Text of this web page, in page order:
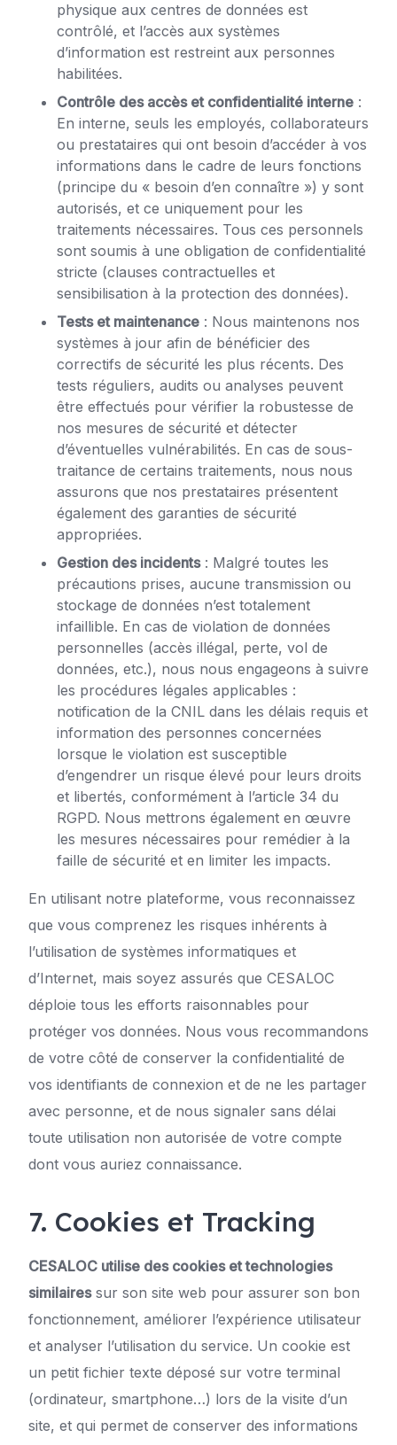
physique aux centres de données est
contrôlé, et l’accès aux systèmes
d’information est restreint aux personnes
habilitées.
Contrôle des accès et confidentialité interne :
En interne, seuls les employés, collaborateurs
ou prestataires qui ont besoin d’accéder à vos
informations dans le cadre de leurs fonctions
(principe du « besoin d’en connaître ») y sont
autorisés, et ce uniquement pour les
traitements nécessaires. Tous ces personnels
sont soumis à une obligation de confidentialité
stricte (clauses contractuelles et
sensibilisation à la protection des données).
Tests et maintenance : Nous maintenons nos
systèmes à jour afin de bénéficier des
correctifs de sécurité les plus récents. Des
tests réguliers, audits ou analyses peuvent
être effectués pour vérifier la robustesse de
nos mesures de sécurité et détecter
d’éventuelles vulnérabilités. En cas de sous-
traitance de certains traitements, nous nous
assurons que nos prestataires présentent
également des garanties de sécurité
appropriées.
Gestion des incidents: Malgré toutes les
précautions prises, aucune transmission ou
stockage de données n’est totalement
infaillible. En cas de violation de données
personnelles (accès illégal, perte, vol de
données, etc.), nous nous engageons à suivre
les procédures légales applicables :
notification de la CNIL dans les délais requis et
information des personnes concernées
lorsque le violation est susceptible
d’engendrer un risque élevé pour leurs droits
et libertés, conformément à l’article 34 du
RGPD. Nous mettrons également en œuvre
les mesures nécessaires pour remédier à la
faille de sécurité et en limiter les impacts.
En utilisant notre plateforme, vous reconnaissez
que vous comprenez les risques inhérents à
l’utilisation de systèmes informatiques et
d’Internet, mais soyez assurés que CESALOC
déploie tous les efforts raisonnables pour
protéger vos données. Nous vous recommandons
de votre côté de conserver la confidentialité de
vos identifiants de connexion et de ne les partager
avec personne, et de nous signaler sans délai
toute utilisation non autorisée de votre compte
dont vous auriez connaissance.
7. Cookies et Tracking
CESALOC utilise des cookies et technologies
similairessur son site web pour assurer son bon
fonctionnement, améliorer l’expérience utilisateur
et analyser l’utilisation du service. Un cookie est
un petit fichier texte déposé sur votre terminal
(ordinateur, smartphone…) lors de la visite d’un
site, et qui permet de conserver des informations